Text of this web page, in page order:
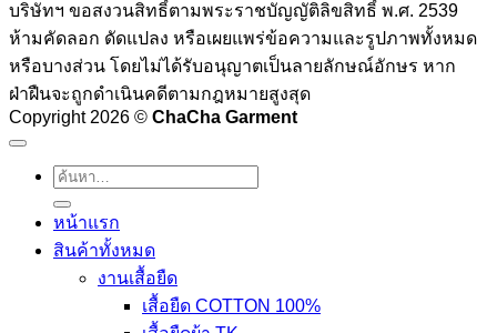
บริษัทฯ ขอสงวนสิทธิ์ตามพระราชบัญญัติลิขสิทธิ์ พ.ศ. 2539
ห้ามคัดลอก ดัดแปลง หรือเผยแพร่ข้อความและรูปภาพทั้งหมด
หรือบางส่วน โดยไม่ได้รับอนุญาตเป็นลายลักษณ์อักษร หาก
ฝ่าฝืนจะถูกดำเนินคดีตามกฎหมายสูงสุด
Copyright 2026 © ChaCha Garment
ค้นหา:
หน้าแรก
สินค้าทั้งหมด
งานเสื้อยืด
เสื้อยืด COTTON 100%